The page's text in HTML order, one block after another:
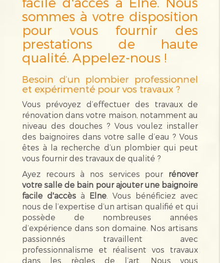
sommes à votre disposition
pour vous fournir des
prestations de haute
qualité. Appelez-nous !
Besoin d’un plombier professionnel
et expérimenté pour vos travaux ?
Vous prévoyez d’effectuer des travaux de
rénovation dans votre maison, notamment au
niveau des douches ? Vous voulez installer
des baignoires dans votre salle d’eau ? Vous
êtes à la recherche d’un plombier qui peut
vous fournir des travaux de qualité ?
Ayez recours à nos services pour rénover
votre salle de bain pour ajouter une baignoire
facile d'accès à Elne . Vous bénéficiez avec
nous de l’expertise d’un artisan qualifié et qui
possède de nombreuses années
d’expérience dans son domaine. Nos artisans
passionnés travaillent avec
professionnalisme et réalisent vos travaux
dans les règles de l’art. Nous vous